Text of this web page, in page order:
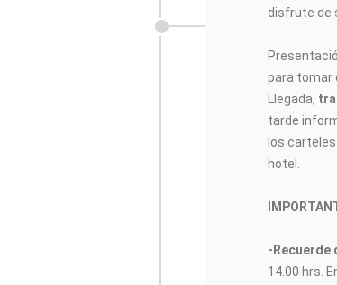
disfrute de
para tomar
Llegada,
tarde
los
hotel.
-Recuerde
14.00 hrs.